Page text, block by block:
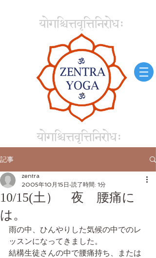
記事
10/15(土） 夜 腰痛に
は。
zentra
2005年10月15日 読了時間: 1分
雨の中、ひんやりした気候の中でのレ
ッスンになってきました。
結構生徒さんの中で腰痛持ち、または